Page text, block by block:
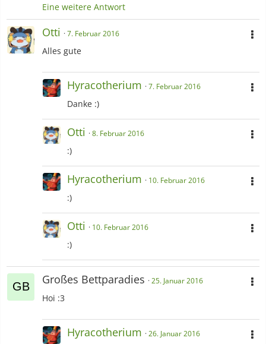
Eine weitere Antwort
Otti 7. Februar 2016
Alles gute
Hyracotherium 7. Februar 2016
Danke :)
Otti 8. Februar 2016
:)
Hyracotherium 10. Februar 2016
:)
Otti 10. Februar 2016
:)
Großes Bettparadies 25. Januar 2016
Hoi :3
Hyracotherium 26. Januar 2016